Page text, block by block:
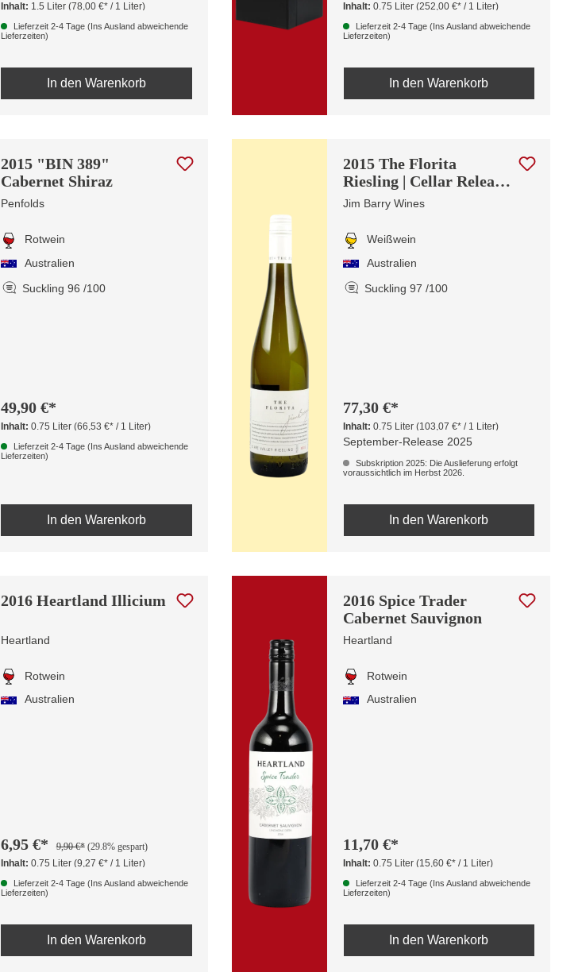
Inhalt: 1.5 Liter (78,00 €* / 1 Liter)
Lieferzeit 2-4 Tage (Ins Ausland abweichende
Lieferzeiten)
In den Warenkorb
Inhalt:0.75 Liter(252,00 €* / 1 Liter)
Lieferzeit 2-4 Tage (Ins Ausland abweichende
Lieferzeiten)
In den Warenkorb
2015 "BIN 389"
Cabernet Shiraz
Penfolds
Rotwein
Australien
Suckling 96 /100
49,90 €*
Inhalt: 0.75 Liter (66,53 €* / 1 Liter)
Lieferzeit 2-4 Tage (Ins Ausland abweichende
Lieferzeiten)
In den Warenkorb
2015 The Florita
Riesling | Cellar Release
2025
Jim Barry Wines
Weißwein
Australien
Suckling 97 /100
77,30 €*
Inhalt:0.75 Liter(103,07 €* / 1 Liter)
September-Release 2025
Subskription 2025: Die Auslieferung erfolgt
voraussichtlich im Herbst 2026.
In den Warenkorb
2016 Heartland Illicium
Heartland
Rotwein
Australien
6,95 €* 9,90 €* (29.8% gespart)
Inhalt: 0.75 Liter (9,27 €* / 1 Liter)
Lieferzeit 2-4 Tage (Ins Ausland abweichende
Lieferzeiten)
In den Warenkorb
2016 Spice Trader
Cabernet Sauvignon
Heartland
Rotwein
Australien
11,70 €*
Inhalt:0.75 Liter(15,60 €* / 1 Liter)
Lieferzeit 2-4 Tage (Ins Ausland abweichende
Lieferzeiten)
In den Warenkorb